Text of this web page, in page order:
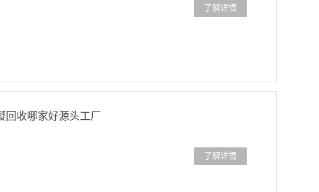
了解详情
回收哪家好源头工厂
了解详情